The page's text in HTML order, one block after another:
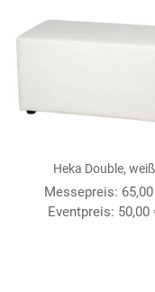
Heka Double, weiß
Messepreis:
Eventpreis: 50,00